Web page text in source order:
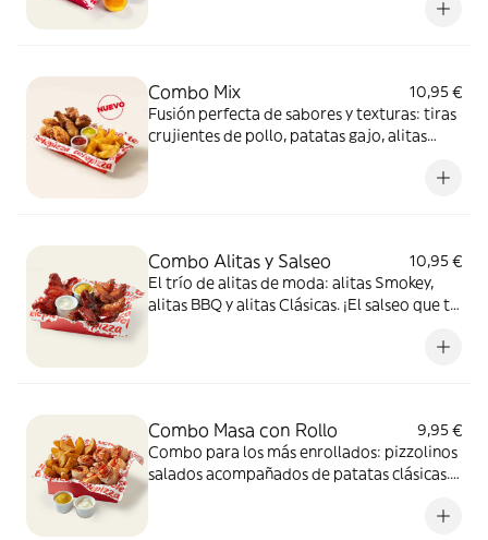
Combo Mix
10,95 €
Fusión perfecta de sabores y texturas: tiras
crujientes de pollo, patatas gajo, alitas
Combo Alitas y Salseo
10,95 €
El trío de alitas de moda: alitas Smokey,
alitas BBQ y alitas Clásicas. ¡El salseo que tu
Combo Masa con Rollo
9,95 €
Combo para los más enrollados: pizzolinos
salados acompañados de patatas clásicas.